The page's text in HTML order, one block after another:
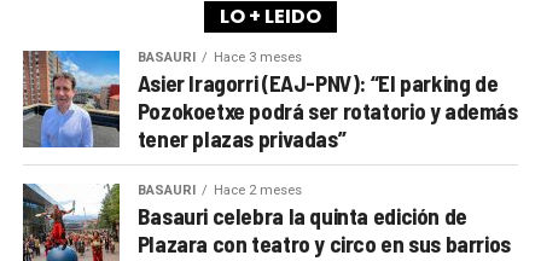
LO + LEIDO
BASAURI Hace 3 meses
Asier Iragorri (EAJ-PNV): “El parking de
Pozokoetxe podrá ser rotatorio y además
tener plazas privadas”
BASAURI Hace 2 meses
Basauri celebra la quinta edición de
Plazara con teatro y circo en sus barrios